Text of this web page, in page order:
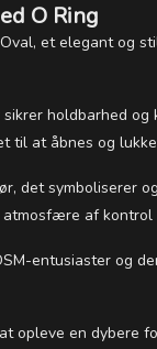
O Ring
et elegant og
holdbarhed
til at åbnes og
det symboliserer
af kontrol
entusiaster og
opleve en dybere